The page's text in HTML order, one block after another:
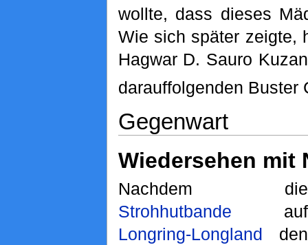
wollte, dass dieses
Wie sich später zeigte,
Hagwar D. Sauro
darauffolgenden Buster
Gegenwart
Wiedersehen mit
Nachdem die
Strohhutbande auf
Longring-Longland den